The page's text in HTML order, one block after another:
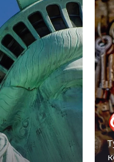
Туреччина (Turkey) виросла з